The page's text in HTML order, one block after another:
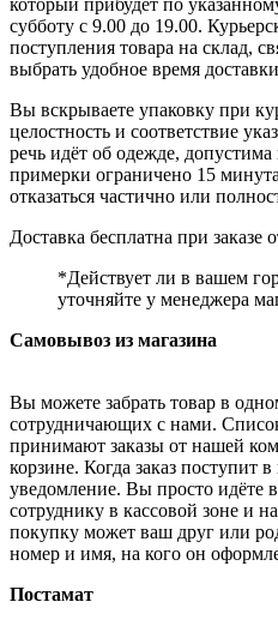
который прибудет по
субботу с 9.00 до 19.00.
поступления товара на склад,
выбрать удобное время
Вы вскрываете упаковку при
целостность и соответствие
речь идёт об одежде,
примерки ограничено 15
отказаться частично или
Доставка бесплатна при заказе
*Действует ли в вашем
уточняйте у менеджера
Самовывоз из магазина
Вы можете забрать товар в
сотрудничающих с нами.
принимают заказы от нашей
корзине. Когда заказ поступит
уведомление. Вы просто идёте
сотруднику в кассовой зоне и
покупку может ваш друг или
номер и имя, на кого он
Постамат